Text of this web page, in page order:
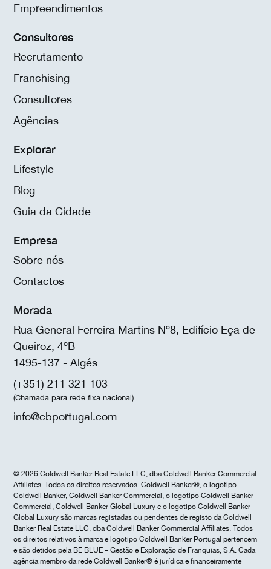
Empreendimentos
Consultores
Recrutamento
Franchising
Consultores
Agências
Explorar
Lifestyle
Blog
Guia da Cidade
Empresa
Sobre nós
Contactos
Morada
Rua General Ferreira Martins Nº8, Edifício Eça de
Queiroz, 4ºB
1495-137 - Algés
(+351) 211 321 103
(Chamada para rede fixa nacional)
info@cbportugal.com
© 2026 Coldwell Banker Real Estate LLC, dba Coldwell Banker Commercial
Affiliates. Todos os direitos reservados. Coldwell Banker®, o logotipo
Coldwell Banker, Coldwell Banker Commercial, o logotipo Coldwell Banker
Commercial, Coldwell Banker Global Luxury e o logotipo Coldwell Banker
Global Luxury são marcas registadas ou pendentes de registo da Coldwell
Banker Real Estate LLC, dba Coldwell Banker Commercial Affiliates. Todos
os direitos relativos à marca e logotipo Coldwell Banker Portugal pertencem
e são detidos pela BE BLUE – Gestão e Exploração de Franquias, S.A. Cada
agência membro da rede Coldwell Banker® é jurídica e financeiramente